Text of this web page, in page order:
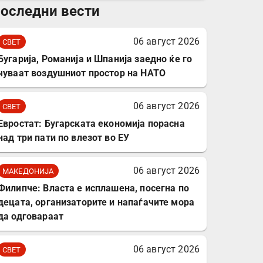
комплет за заштита на
вести
СВЕТ
06 август 2026
Романија и Шпанија заедно ќе го
воздушниот простор на НАТО
СВЕТ
06 август 2026
Бугарската економија порасна
три пати по влезот во ЕУ
МАКЕДОНИЈА
06 август 2026
Власта е исплашена, посегна по
организаторите и напаѓачите мора
одговараат
СВЕТ
06 август 2026